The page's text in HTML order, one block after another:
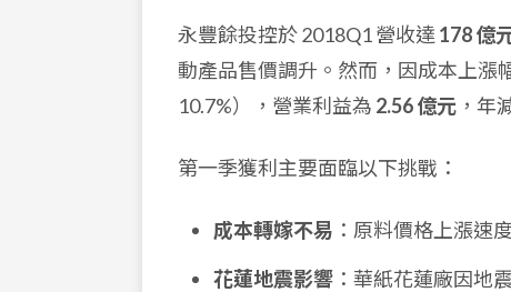
永豐餘投控於 2018Q1 營收達 178 億
動產品售價調升。然而，因成本上漲
10.7%），營業利益為 2.56 億元 ，年
第一季獲利主要面臨以下挑戰：
成本轉嫁不易 ：原料價格上漲速
花蓮地震影響 ：華紙花蓮廠因地